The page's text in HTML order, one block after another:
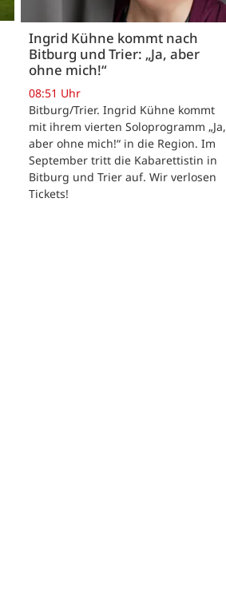
Ingrid Kühne kommt nach
Bitburg und Trier: „Ja, aber
ohne mich!“
08:51 Uhr
Bitburg/Trier. Ingrid Kühne kommt
mit ihrem vierten Soloprogramm „Ja,
aber ohne mich!“ in die Region. Im
September tritt die Kabarettistin in
Bitburg und Trier auf. Wir verlosen
Tickets!